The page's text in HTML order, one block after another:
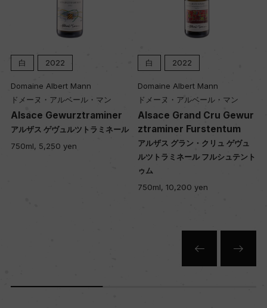
白 2022
Domaine Albert Mann
ドメーヌ・アルベール・マン
Alsace Gewurztraminer
アルザス ゲヴュルツトラミネール
750ml, 5,250 yen
白 2022
Domaine Albert Mann
ドメーヌ・アルベール・マン
Alsace Grand Cru Gewur
ztraminer Furstentum
アルザス グラン・クリュ ゲヴュ
ルツトラミネール フルシュテント
ゥム
750ml, 10,200 yen